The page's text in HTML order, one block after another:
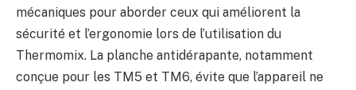
mécaniques pour aborder ceux qui améliorent la
sécurité et l’ergonomie lors de l’utilisation du
Thermomix. La planche antidérapante, notamment
conçue pour les TM5 et TM6, évite que l’appareil ne